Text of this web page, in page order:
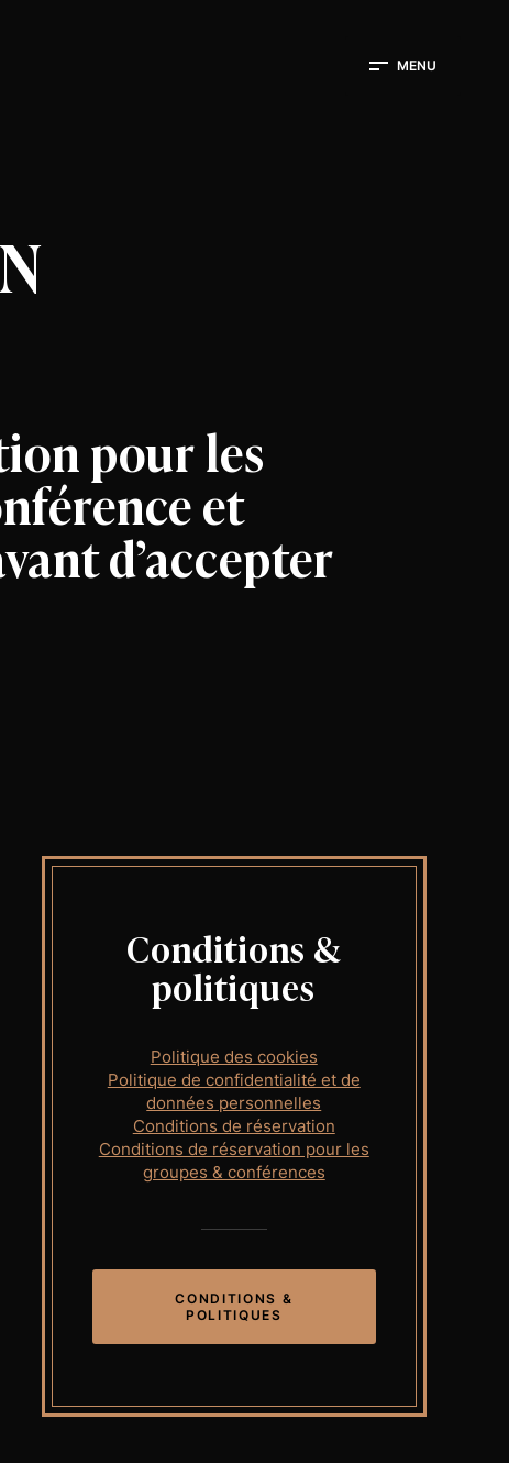
MENU
pour les
et
d’accepter
Conditions &
politiques
Politique des cookies
Politique de confidentialité et de
données personnelles
Conditions de réservation
Conditions de réservation pour les
groupes & conférences
CONDITIONS &
POLITIQUES